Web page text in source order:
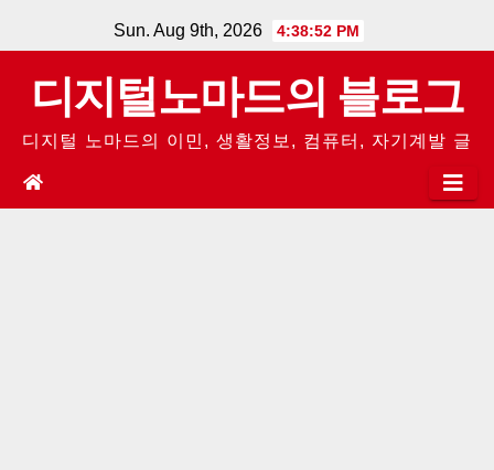
to
content
Sun. Aug 9th, 2026 4:38:52 PM
디지털노마드의 블로그
디지털 노마드의 이민, 생활정보, 컴퓨터, 자기계발 글